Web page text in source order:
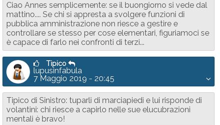
Ciao Annes semplicemente: se il buongiorno si vede dal
mattino.... Se chi si appresta a svolgere funzioni di
pubblica amministrazione non riesce a gestire e
controllare se stesso per cose elementari, figuriamoci se
è capace di farlo nei confronti di terzi...
Tipico
lupusinfabula
7 Maggio 2019 - 20:45
Tipico di Sinistro: tuparli di marciapiedi e lui risponde di
volantini: chi riesce a capirlo nelle sue elucubrazioni
mentali è bravo!